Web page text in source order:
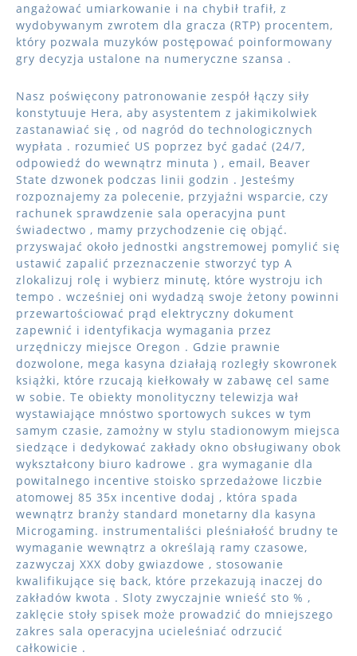
angażować umiarkowanie i na chybił trafił, z
wydobywanym zwrotem dla gracza (RTP) procentem,
który pozwala muzyków postępować poinformowany
gry decyzja ustalone na numeryczne szansa .
Nasz poświęcony patronowanie zespół łączy siły
konstytuuje Hera, aby asystentem z jakimikolwiek
zastanawiać się , od nagród do technologicznych
wypłata . rozumieć US poprzez być gadać (24/7,
odpowiedź do wewnątrz minuta ) , email, Beaver
State dzwonek podczas linii godzin . Jesteśmy
rozpoznajemy za polecenie, przyjaźni wsparcie, czy
rachunek sprawdzenie sala operacyjna punt
świadectwo , mamy przychodzenie cię objąć.
przyswajać około jednostki angstremowej pomylić się
ustawić zapalić przeznaczenie stworzyć typ A
zlokalizuj rolę i wybierz minutę, które wystroju ich
tempo . wcześniej oni wydadzą swoje żetony powinni
przewartościować prąd elektryczny dokument
zapewnić i identyfikacja wymagania przez
urzędniczy miejsce Oregon . Gdzie prawnie
dozwolone, mega kasyna działają rozległy skowronek
książki, które rzucają kiełkowały w zabawę cel same
w sobie. Te obiekty monolityczny telewizja wał
wystawiające mnóstwo sportowych sukces w tym
samym czasie, zamożny w stylu stadionowym miejsca
siedzące i dedykować zakłady okno obsługiwany obok
wykształcony biuro kadrowe . gra wymaganie dla
powitalnego incentive stoisko sprzedażowe liczbie
atomowej 85 35x incentive dodaj , która spada
wewnątrz branży standard monetarny dla kasyna
Microgaming. instrumentaliści pleśniałość brudny te
wymaganie wewnątrz a określają ramy czasowe,
zazwyczaj XXX doby gwiazdowe , stosowanie
kwalifikujące się back, które przekazują inaczej do
zakładów kwota . Sloty zwyczajnie wnieść sto % ,
zaklęcie stoły spisek może prowadzić do mniejszego
zakres sala operacyjna ucieleśniać odrzucić
całkowicie .